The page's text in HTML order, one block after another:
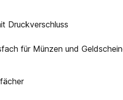
Druckverschluss
für Münzen und